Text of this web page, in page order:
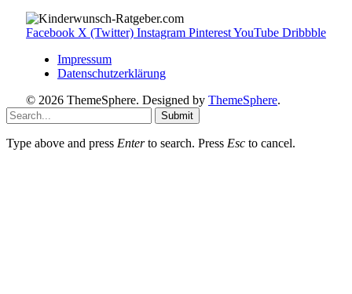
Facebook X (Twitter) Instagram PinterestYouTube Dribbble
Impressum
Datenschutzerklärung
© 2026 ThemeSphere. Designed by ThemeSphere.
Submit
Type above and press Enterto search. Press Esc to cancel.